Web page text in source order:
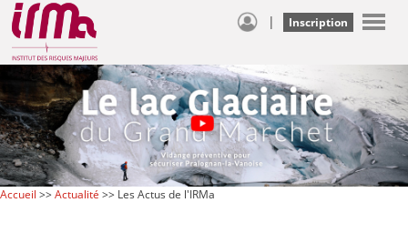
| Inscription
Accueil >>Actualité >> Les Actus de l'IRMa